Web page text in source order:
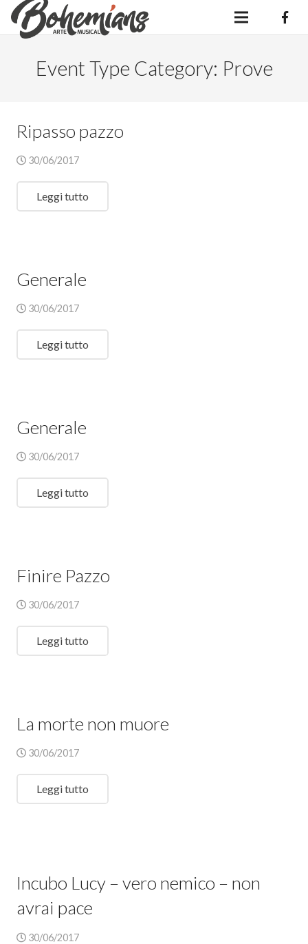
Event Type Category: Prove
Ripasso pazzo
30/06/2017
Leggi tutto
Generale
30/06/2017
Leggi tutto
Generale
30/06/2017
Leggi tutto
Finire Pazzo
30/06/2017
Leggi tutto
La morte non muore
30/06/2017
Leggi tutto
Incubo Lucy – vero nemico – non
avrai pace
30/06/2017